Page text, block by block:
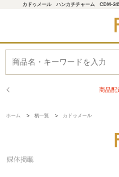
カドゥメール ハンカチチャーム CDM-
商品配
ホーム > 柄一覧 > カドゥメール